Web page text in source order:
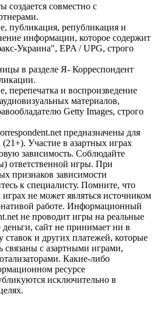
создается совместно с
публикация, републикация и
информации, которое содержит
Украина", EPA / UPG, строго
в разделе Я- Корреспондент
перепечатка и воспроизведение
материалов,
Getty Images, строго
предназначены для
Участие в азартных играх
зависимость. Соблюдайте
ответственной игры. При
признаков зависимости
к специалисту. Помните, что
играх не может являться источником
работе. Информационный
не проводит игры на реальные
сайт не принимает ни в
ставок и других платежей, которые
связаны с азартными играми,
Какие-либо
ресурсе
исключительно в